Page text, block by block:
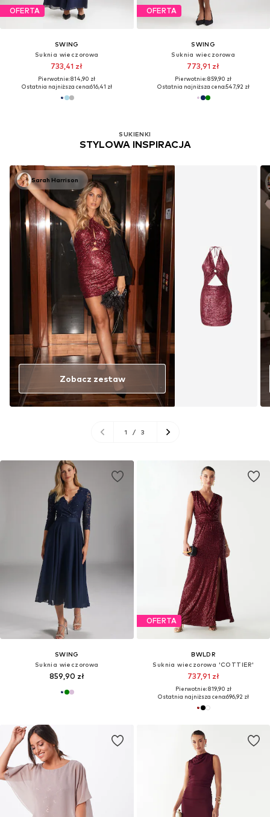
OFERTA
SWING
Suknia wieczorowa
733,41 zł
Pierwotnie: 814,90 zł
Ostatnia najniższa cena:616,41 zł
OFERTA
SWING
Suknia wieczorowa
773,91 zł
Pierwotnie: 859,90 zł
Ostatnia najniższa cena:547,92 zł
SUKIENKI
STYLOWA INSPIRACJA
Sarah Harrison
Zobacz zestaw
1 / 3
SWING
Suknia wieczorowa
859,90 zł
OFERTA
BWLDR
Suknia wieczorowa 'COTTIER'
737,91 zł
Pierwotnie: 819,90 zł
Ostatnia najniższa cena:696,92 zł